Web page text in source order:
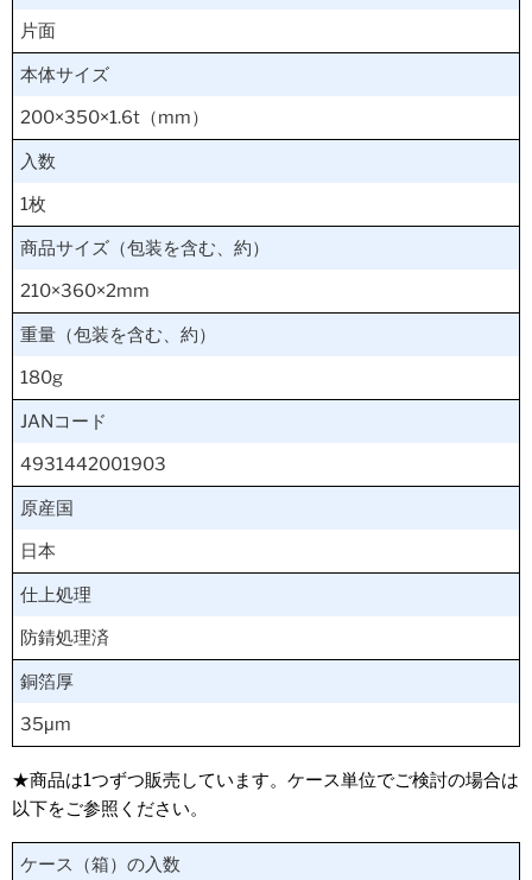
片面
本体サイズ
200×350×1.6t（mm）
入数
1枚
商品サイズ（包装を含む、約）
210×360×2mm
重量（包装を含む、約）
180g
JANコード
4931442001903
原産国
日本
仕上処理
防錆処理済
銅箔厚
35μm
★商品は1つずつ販売しています。ケース単位でご検討の場合は
以下をご参照ください。
ケース（箱）の入数